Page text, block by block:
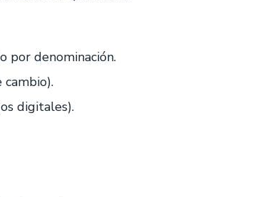
por denominación.
digitales).